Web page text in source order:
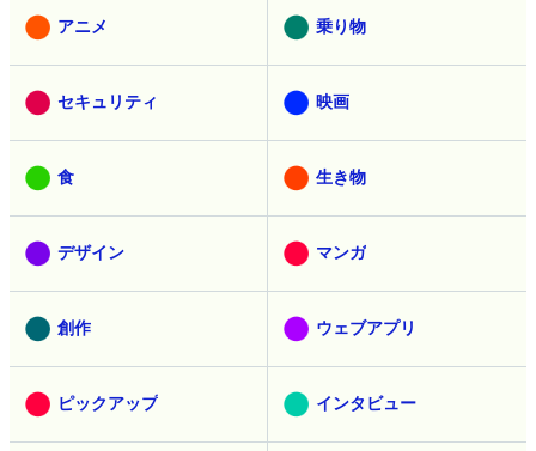
アニメ 乗り物
セキュリティ 映画
食 生き物
デザイン マンガ
創作 ウェブアプリ
ピックアップ インタビュー